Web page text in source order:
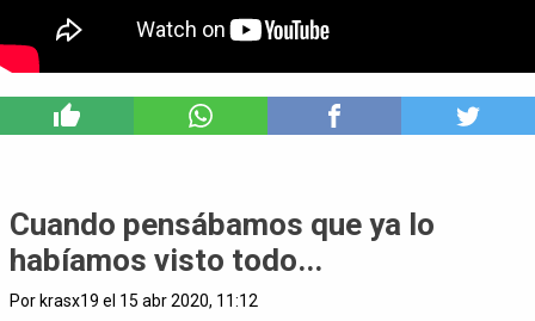
Cuando pensábamos que ya lo
habíamos visto todo...
Por krasx19 el 15 abr 2020, 11:12